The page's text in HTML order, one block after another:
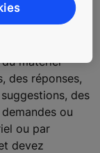
matériel
des réponses,
des
ou
ou par
devez